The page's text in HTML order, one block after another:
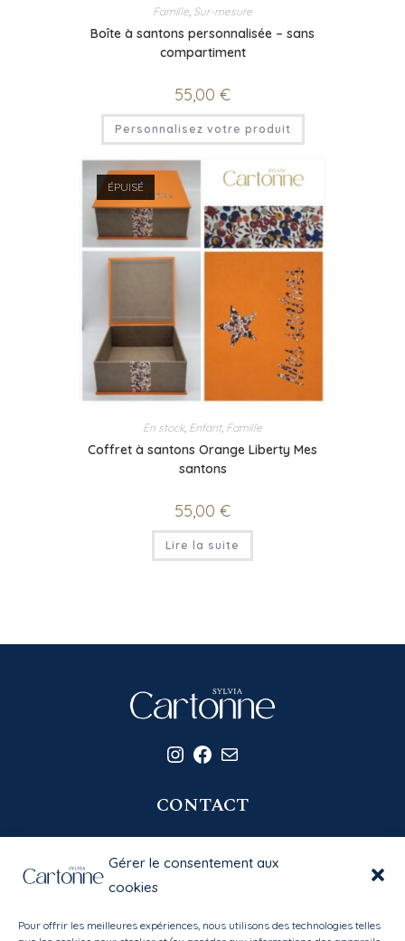
Gérer le consentement aux
cookies
Pour offrir les meilleures expériences, nous utilisons des technologies telles
Famille, Sur-mesure
Boîte à santons personnalisée – sans
compartiment
55,00 €
Personnalisez votre produit
ÉPUISÉ
En stock, Enfant, Famille
Coffret à santons Orange Liberty Mes
santons
55,00 €
Lire la suite
Instagram
Facebook
E-mail
CONTACT
contact@sylviacartonne.fr